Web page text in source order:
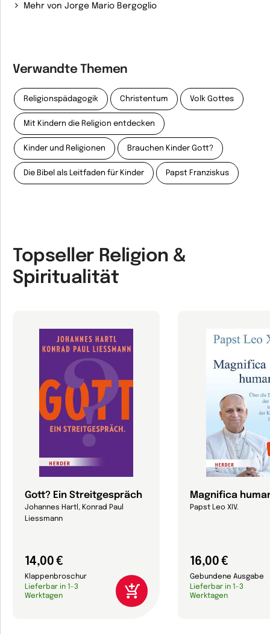
Mehr von Jorge Mario Bergoglio
Verwandte Themen
Religionspädagogik Christentum Volk Gottes
Mit Kindern die Religion entdecken
Kinder und Religionen Brauchen Kinder Gott?
Die Bibel als Leitfaden für Kinder Papst Franziskus
Topseller Religion &
Spiritualität
Gott? Ein Streitgespräch
Johannes Hartl, Konrad Paul
Liessmann
14,00 €
Klappenbroschur
Lieferbar in 1-3
Werktagen
Magnifica
Papst Leo XIV.
16,00 €
Gebundene Ausgabe
Lieferbar in 1-3
Werktagen